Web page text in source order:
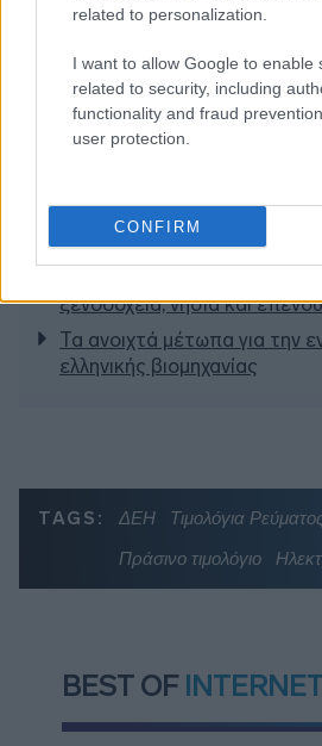
related to personalization.
I want to allow Google to enable
related to security, including
functionality and fraud
user protection.
CONFIRM
Διαβάζονται αυτή τη στιγμή
από τα δάνεια του ν. Κατσέλη
Νέο Χωροταξικό Τουρισμού:
ξενοδοχεία, νησιά και
Τα ανοιχτά μέτωπα για την
ελληνικής βιομηχανίας
TAGS: ΔΕΗ
Τιμολόγια
Πράσινο τιμολόγιο
BEST OF